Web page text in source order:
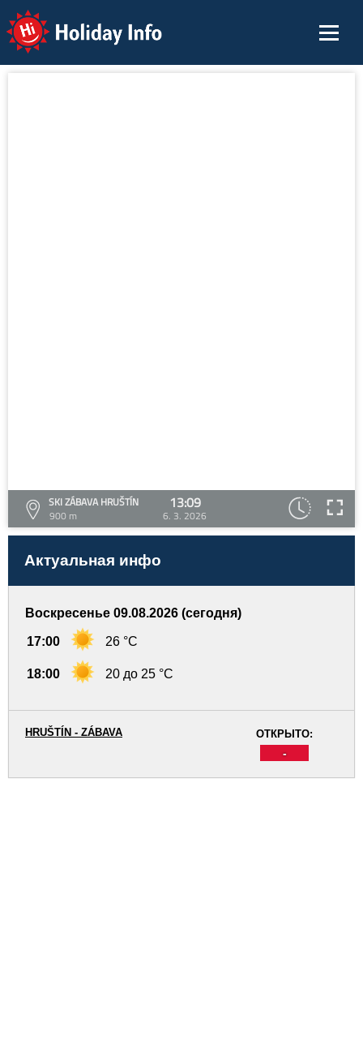
Holiday Info
SKI ZÁBAVA HRUŠTÍN
900 m
13:09
6. 3. 2026
Актуальная инфо
Воскресенье 09.08.2026 (сегодня)
17:00 26 °C
18:00 20 до 25 °C
ОТКРЫТО:
-
HRUŠTÍN - ZÁBAVA